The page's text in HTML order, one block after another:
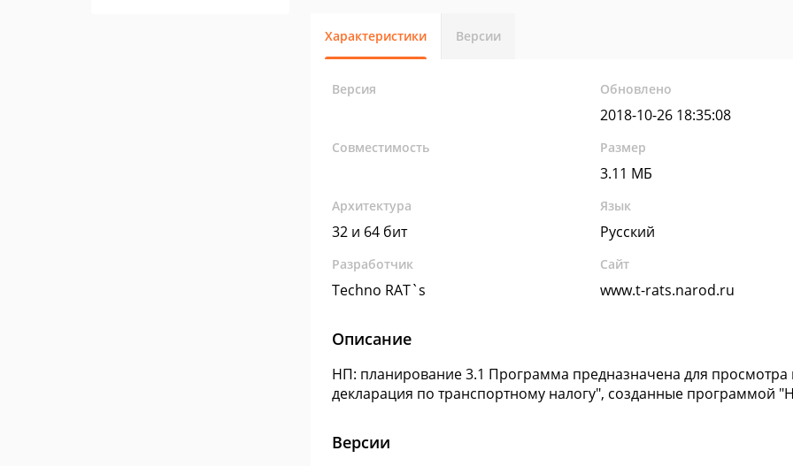
Характеристики Версии
Версия Обновлено
2018-10-26 18:35:08
Совместимость Размер
3.11 МБ
Архитектура
32 и 64 бит
Язык
Русский
Разработчик
Techno RAT`s
Сайт
www.t-rats.narod.ru
Описание
НП: планирование 3.1 Программа предназначена для просмотра
декларация по транспортному налогу", созданные программой
Версии